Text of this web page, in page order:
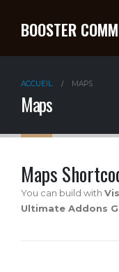
BOOSTER
ACCUEIL MAPS
Maps
Maps
You can build with
Ultimate Addons